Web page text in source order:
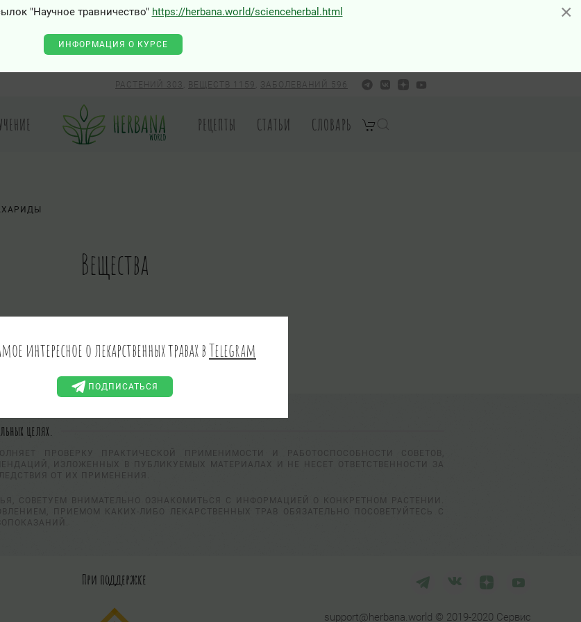
×
"Научное травничество" https://herbana.world/scienceherbal.html
ИНФОРМАЦИЯ О КУРСЕ
РАСТЕНИЙ 303 ВЕЩЕСТВ 1159 ЗАБОЛЕВАНИЙ 596
РЕЦЕПТЫ СТАТЬИ СЛОВАРЬ
Вещества
целях.
ПРОВЕРКУ ПРАКТИЧЕСКОЙ ПРИМЕНИМОСТИ И РАБОТОСПОСОБНОСТИ СОВЕТОВ,
ИЗЛОЖЕННЫХ В ПУБЛИКУЕМЫХ МАТЕРИАЛАХ И НЕ НЕСЕТ ОТВЕТСТВЕННОСТИ ЗА
ОТ ИХ ПРИМЕНЕНИЯ.
СОВЕТУЕМ ВНИМАТЕЛЬНО ОЗНАКОМИТЬСЯ С ИНФОРМАЦИЕЙ О КОНКРЕТНОМ РАСТЕНИИ.
ПРИЕМОМ КАКИХ-ЛИБО ЛЕКАРСТВЕННЫХ ТРАВ ОБЯЗАТЕЛЬНО ПОСОВЕТУЙТЕСЬ С
При поддержке
support@herbana.world © 2019-2020 Сервис
×
интересное о лекарственных травах вTelegram
ПОДПИСАТЬСЯ